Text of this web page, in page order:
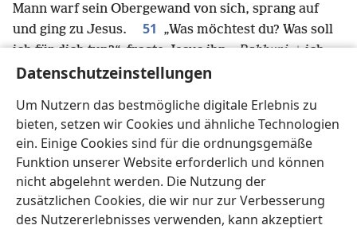
Datenschutzeinstellungen
Um Nutzern das bestmögliche digitale Erlebnis zu
bieten, setzen wir Cookies und ähnliche Technologien
ein. Einige Cookies sind für die ordnungsgemäße
Funktion unserer Website erforderlich und können
nicht abgelehnt werden. Die Nutzung der
zusätzlichen Cookies, die wir nur zur Verbesserung
des Nutzererlebnisses verwenden, kann akzeptiert
Mann warf sein Obergewand von sich, sprang auf
und ging zu Jesus.
51 „Was möchtest du? Was soll
ich für dich tun?“, fragte Jesus ihn.„Rabbụni, +ich
möchte wieder sehen können“, bat der Blinde.
gesund gemacht * .“+Im selben Moment erhielt er
seine Sehkraft zurück+und er folgte Jesus auf der
Straße.